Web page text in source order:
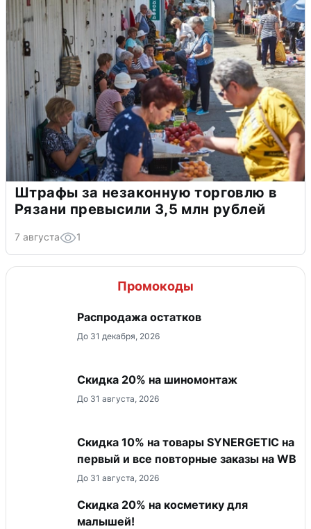
Штрафы за незаконную торговлю в
Рязани превысили 3,5 млн рублей
7 августа 1
Промокоды
Распродажа остатков
До 31 декабря, 2026
Скидка 20% на шиномонтаж
До 31 августа, 2026
Скидка 10% на товары SYNERGETIC на
первый и все повторные заказы на WB
До 31 августа, 2026
Скидка 20% на косметику для
малышей!